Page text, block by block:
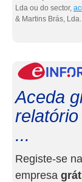
Lda ou do sector,
& Martins Brás, Lda.
Aceda
...
Registe-se na
empresa